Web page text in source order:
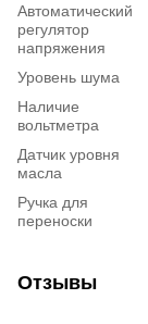
Автоматический
регулятор
напряжения
Уровень шума
Наличие
вольтметра
Датчик уровня
масла
Ручка для
переноски
Отзывы